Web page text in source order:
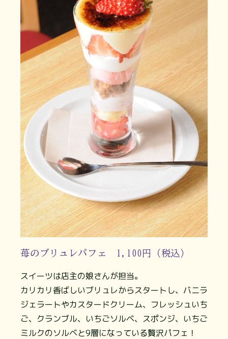
苺のブリュレパフェ 1,100円（税込）
スイーツは店主の娘さんが担当。
カリカリ香ばしいブリュレからスタートし、バニラ
ジェラートやカスタードクリーム、フレッシュいち
ご、クランブル、いちごソルベ、スポンジ、いちご
ミルクのソルベと9層になっている贅沢パフェ！